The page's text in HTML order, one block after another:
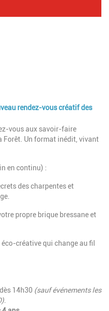
rendez-vous créatif des
vous aux savoir-faire
Forêt. Un format inédit, vivant
en continu) :
des charpentes et
propre brique bressane et
créative qui change au fil
14h30 (sauf événements les
.